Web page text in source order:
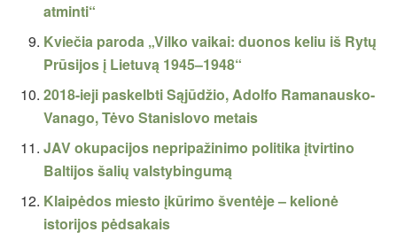
atminti“
Kviečia paroda „Vilko vaikai: duonos keliu iš Rytų
Prūsijos į Lietuvą 1945–1948“
2018-ieji paskelbti Sąjūdžio, Adolfo Ramanausko-
Vanago, Tėvo Stanislovo metais
JAV okupacijos nepripažinimo politika įtvirtino
Baltijos šalių valstybingumą
Klaipėdos miesto įkūrimo šventėje – kelionė
istorijos pėdsakais